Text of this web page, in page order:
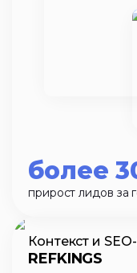
более
прирост лидов за
Контекст и
REFKINGS